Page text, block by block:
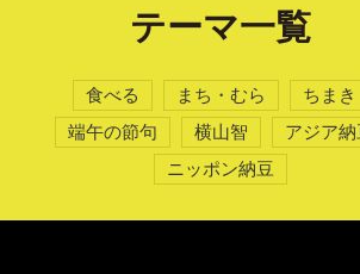
テーマ一覧
食べる まち・むら
ちまき
端午の節句
横山智
アジア納
ニッポン納豆